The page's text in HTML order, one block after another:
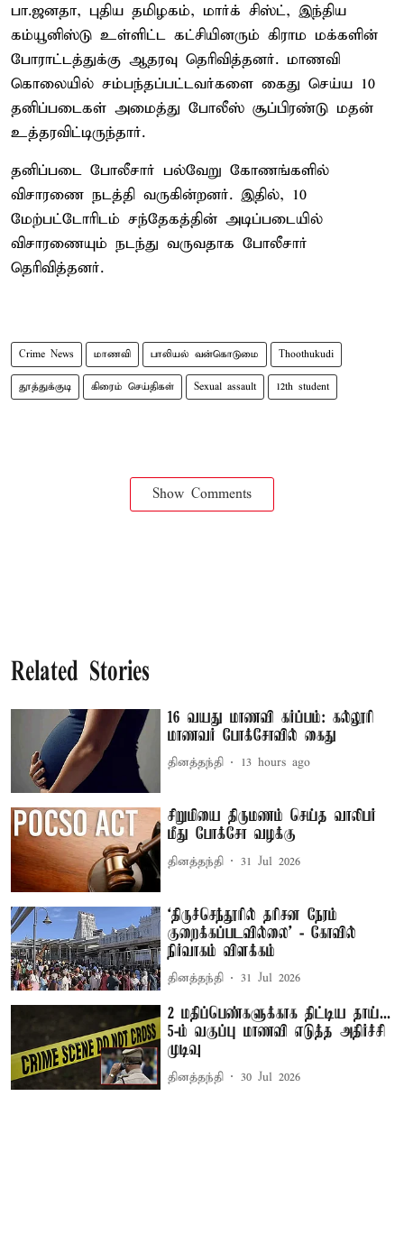
பா.ஜனதா, புதிய தமிழகம், மார்க் சிஸ்ட், இந்திய
கம்யூனிஸ்டு உள்ளிட்ட கட்சியினரும் கிராம மக்களின்
போராட்டத்துக்கு ஆதரவு தெரிவித்தனர். மாணவி
கொலையில் சம்பந்தப்பட்டவர்களை கைது செய்ய 10
தனிப்படைகள் அமைத்து போலீஸ் சூப்பிரண்டு மதன்
உத்தரவிட்டிருந்தார்.
தனிப்படை போலீசார் பல்வேறு கோணங்களில்
விசாரணை நடத்தி வருகின்றனர். இதில், 10
மேற்பட்டோரிடம் சந்தேகத்தின் அடிப்படையில்
விசாரணையும் நடந்து வருவதாக போலீசார்
தெரிவித்தனர்.
Crime News மாணவி பாலியல் வன்கொடுமை Thoothukudi
தூத்துக்குடி கிரைம் செய்திகள் Sexual assault 12th student
Show Comments
Related Stories
16 வயது மாணவி கர்ப்பம்: கல்லூரி
மாணவர் போக்சோவில் கைது
தினத்தந்தி 13 hours ago
சிறுமியை திருமணம் செய்த வாலிபர்
மீது போக்சோ வழக்கு
தினத்தந்தி 31 Jul 2026
‘திருச்செந்தூரில் தரிசன நேரம்
குறைக்கப்படவில்லை’ - கோவில்
நிர்வாகம் விளக்கம்
தினத்தந்தி 31 Jul 2026
2 மதிப்பெண்களுக்காக திட்டிய தாய்...
5-ம் வகுப்பு மாணவி எடுத்த அதிர்ச்சி
முடிவு
தினத்தந்தி 30 Jul 2026